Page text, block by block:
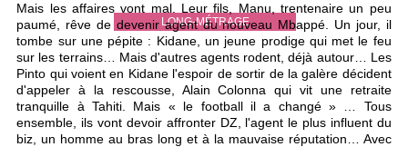
LONG-MÉTRAGE
Mais les affaires vont mal. Leur fils, Manu, trentenaire un peu
paumé, rêve de devenir agent du nouveau Mbappé. Un jour, il
tombe sur une pépite : Kidane, un jeune prodige qui met le feu
sur les terrains… Mais d'autres agents rodent, déjà autour… Les
Pinto qui voient en Kidane l'espoir de sortir de la galère décident
d'appeler à la rescousse, Alain Colonna qui vit une retraite
tranquille à Tahiti. Mais « le football il a changé » … Tous
ensemble, ils vont devoir affronter DZ, l'agent le plus influent du
biz, un homme au bras long et à la mauvaise réputation… Avec